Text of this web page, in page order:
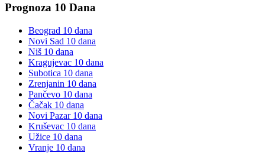
Prognoza 10 Dana
Beograd 10 dana
Novi Sad 10 dana
Niš 10 dana
Kragujevac 10 dana
Subotica 10 dana
Zrenjanin 10 dana
Pančevo 10 dana
Čačak 10 dana
Novi Pazar10 dana
Kruševac 10 dana
Užice 10 dana
Vranje 10 dana